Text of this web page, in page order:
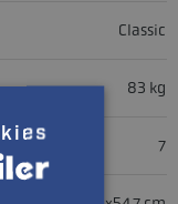
Classic
83 kg
7